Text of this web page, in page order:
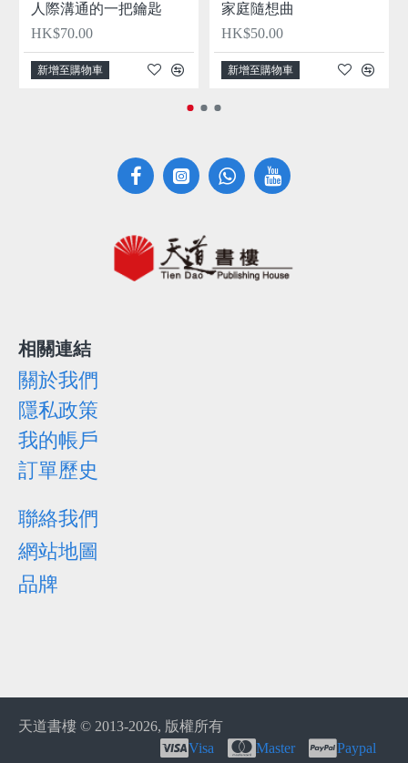
人際溝通的一把鑰匙
HK$70.00
新增至購物車
家庭隨想曲
HK$50.00
新增至購物車
相關連結
關於我們
隱私政策
我的帳戶
訂單歷史
聯絡我們
網站地圖
品牌
天道書樓 © 2013-2026, 版權所有
Visa
Master Paypal